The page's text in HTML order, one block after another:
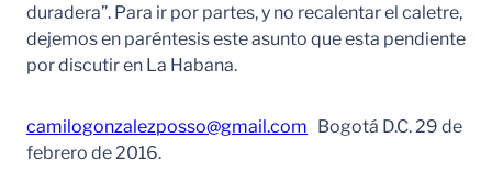
duradera”. Para ir por partes, y no recalentar el caletre,
dejemos en paréntesis este asunto que esta pendiente
por discutir en La Habana.
camilogonzalezposso@gmail.com Bogotá D.C. 29 de
febrero de 2016.